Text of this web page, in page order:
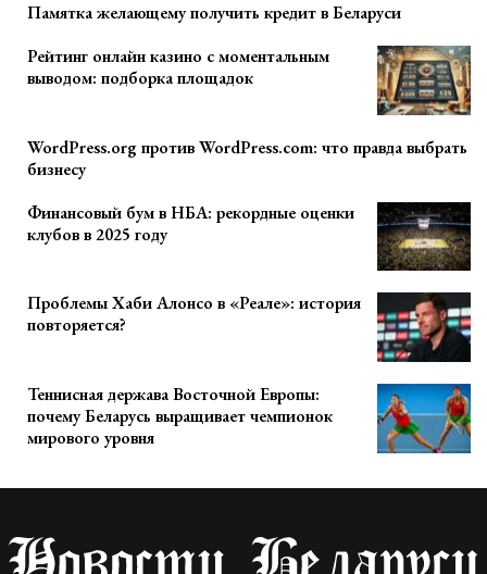
Памятка желающему получить кредит в Беларуси
Рейтинг онлайн казино с моментальным
выводом: подборка площадок
WordPress.org против WordPress.com: что правда выбрать
бизнесу
Финансовый бум в НБА: рекордные оценки
клубов в 2025 году
Проблемы Хаби Алонсо в «Реале»: история
повторяется?
Теннисная держава Восточной Европы:
почему Беларусь выращивает чемпионок
мирового уровня